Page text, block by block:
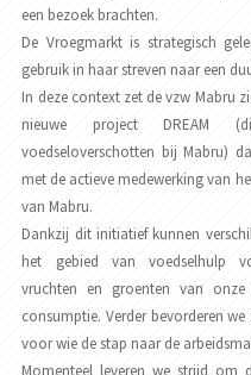
een bezoek brachten.
De Vroegmarkt is strategisch
gebruik in haar streven naar een
In deze context zet de vzw Mabru
nieuwe project DREAM
voedseloverschotten bij Mabru)
met de actieve medewerking van
van Mabru.
Dankzij dit initiatief kunnen
het gebied van voedselhulp
vruchten en groenten van
consumptie. Verder bevorderen
voor wie de stap naar de